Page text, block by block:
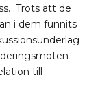
Trots att de
i dem funnits
till